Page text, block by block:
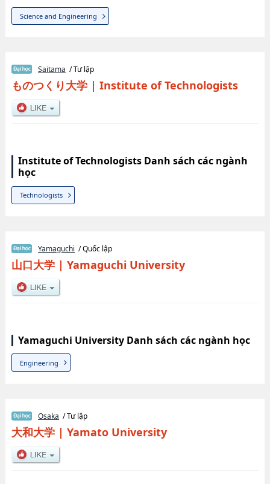
Science and Engineering
Saitama / Tư lập
ものつくり大学| Institute of Technologists
Institute of Technologists Danh sách các ngành
học
Technologists
Yamaguchi / Quốc lập
山口大学| Yamaguchi University
Yamaguchi University Danh sách các ngành học
Engineering
Osaka / Tư lập
大和大学| Yamato University